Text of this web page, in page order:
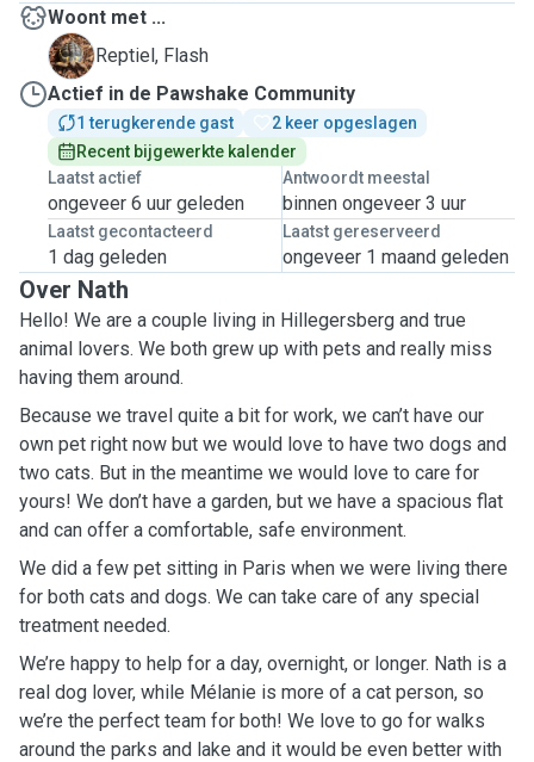
Woont met ...
F
Reptiel, Flash
Actief in de Pawshake Community
1 terugkerende gast
2 keer opgeslagen
Recent bijgewerkte kalender
Laatst actief
ongeveer 6 uur geleden
Antwoordt meestal
binnen ongeveer 3 uur
Laatst gecontacteerd
1 dag geleden
Laatst gereserveerd
ongeveer 1 maand geleden
Over Nath
Hello! We are a couple living in Hillegersberg and true
animal lovers. We both grew up with pets and really miss
having them around.
Because we travel quite a bit for work, we can’t have our
own pet right now but we would love to have two dogs and
two cats. But in the meantime we would love to care for
yours! We don’t have a garden, but we have a spacious flat
and can offer a comfortable, safe environment.
We did a few pet sitting in Paris when we were living there
for both cats and dogs. We can take care of any special
treatment needed.
We’re happy to help for a day, overnight, or longer. Nath is a
real dog lover, while Mélanie is more of a cat person, so
we’re the perfect team for both! We love to go for walks
around the parks and lake and it would be even better with